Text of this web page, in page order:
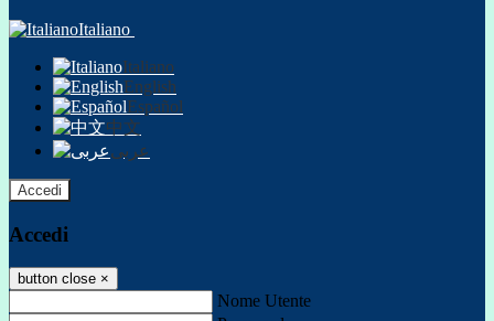
Italiano
Italiano
English
Español
中文
عربى
Accedi
Accedi
button close ×
Nome Utente